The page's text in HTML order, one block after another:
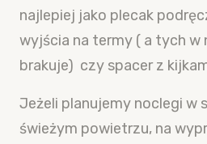
najlepiej jako plecak
wyjścia na termy ( a tych w
brakuje) czy spacer z
Jeżeli planujemy noclegi w
świeżym powietrzu, na